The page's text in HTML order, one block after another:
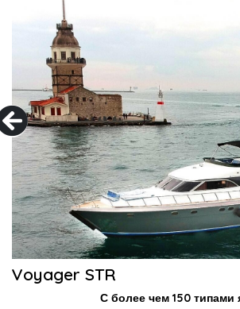
Voyager STR
С более чем 150 типами